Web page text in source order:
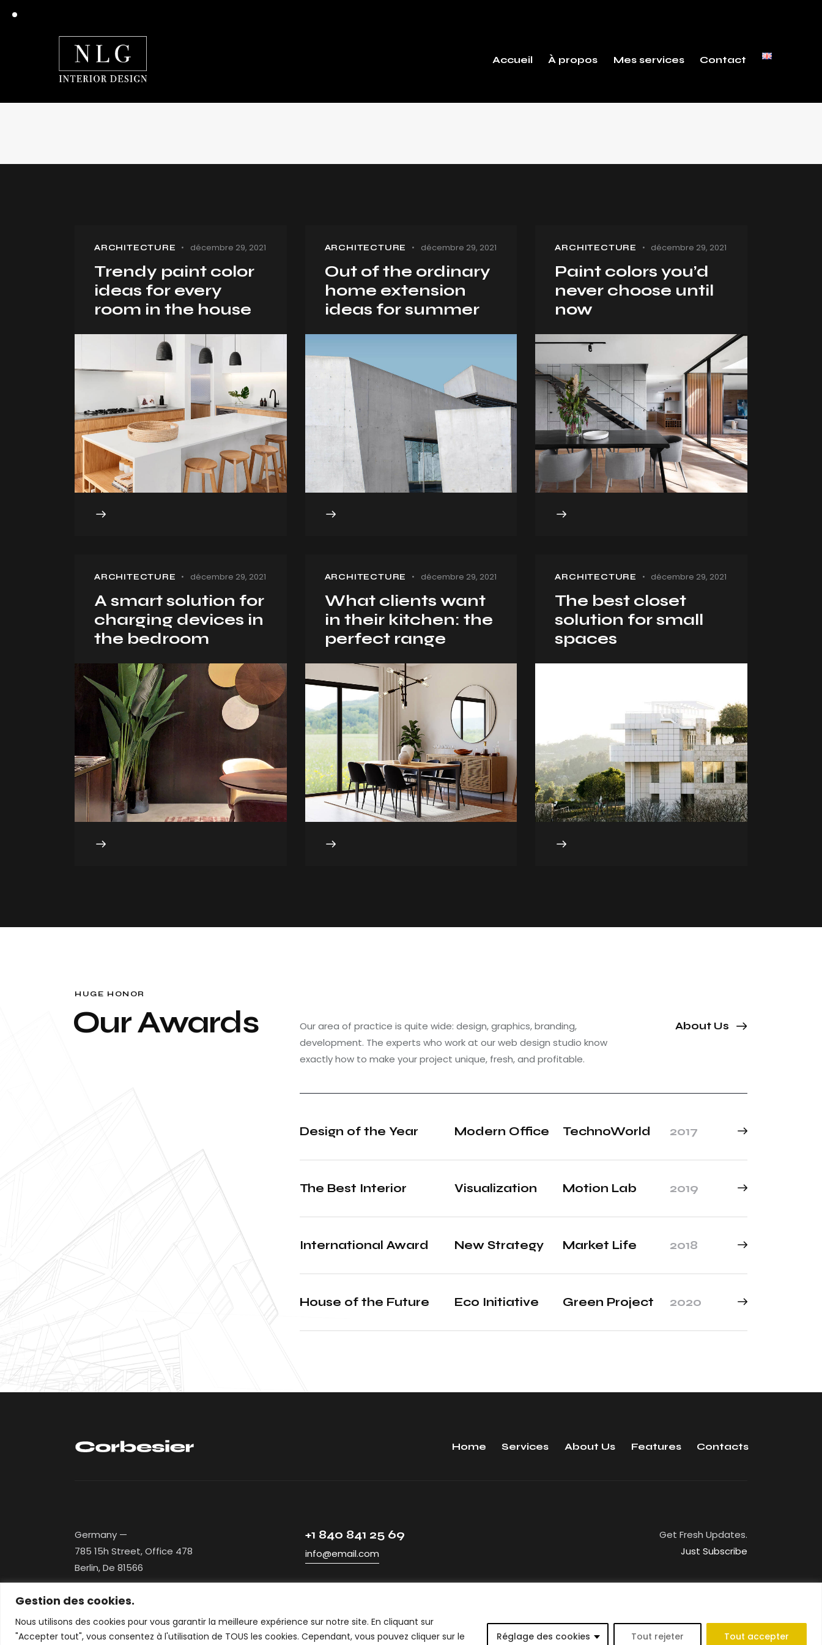
Gestion des cookies.
Nous utilisons des cookies pour vous garantir la meilleure expérience sur notre site. En cliquant sur
"Accepter tout", vous consentez à l'utilisation de TOUS les cookies. Cependant, vous pouvez cliquer sur le
Réglage des cookies Tout rejeter Tout accepter
Accueil À propos Mes services Contact
ARCHITECTURE décembre 29, 2021
Trendy paint color
ideas for every
room in the house
ARCHITECTURE décembre 29, 2021
Out of the ordinary
home extension
ideas for summer
ARCHITECTURE décembre 29, 2021
Paint colors you’d
never choose until
now
ARCHITECTURE décembre 29, 2021
A smart solution for
charging devices in
the bedroom
ARCHITECTURE décembre 29, 2021
What clients want
in their kitchen: the
perfect range
ARCHITECTURE décembre 29, 2021
The best closet
solution for small
spaces
HUGE HONOR
Our Awards
Our area of practice is quite wide: design, graphics, branding,
development. The experts who work at our web design studio know
exactly how to make your project unique, fresh, and profitable.
About Us
Design of the Year Modern Office TechnoWorld 2017
The Best Interior Visualization Motion Lab 2019
International Award New Strategy Market Life 2018
House of the Future Eco Initiative Green Project 2020
Home Services About Us Features Contacts
Germany —
785 15h Street, Office 478
Berlin, De 81566
+1 840 841 25 69
info@email.com
Get Fresh Updates.
Just Subscribe
ThemeRex© 2026. All Rights Reserved.